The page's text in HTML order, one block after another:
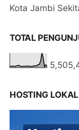
Kota Jambi
TOTAL
HOSTING LOKAL